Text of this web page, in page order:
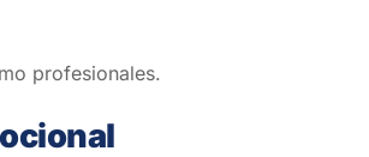
profesionales.